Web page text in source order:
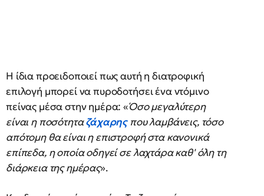
Η ίδια προειδοποιεί πως αυτή η διατροφική
επιλογή μπορεί να πυροδοτήσει ένα ντόμινο
πείνας μέσα στην ημέρα: «Όσο μεγαλύτερη
είναι η ποσότηταζάχαρηςπου λαμβάνεις, τόσο
απότομη θα είναι η επιστροφή στα κανονικά
επίπεδα, η οποία οδηγεί σε λαχτάρα καθ' όλη τη
διάρκεια της ημέρας».